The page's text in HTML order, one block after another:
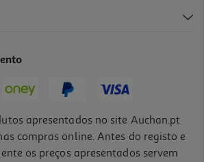
apresentados no site Auchan.pt
compras online. Antes do registo e
os preços apresentados servem